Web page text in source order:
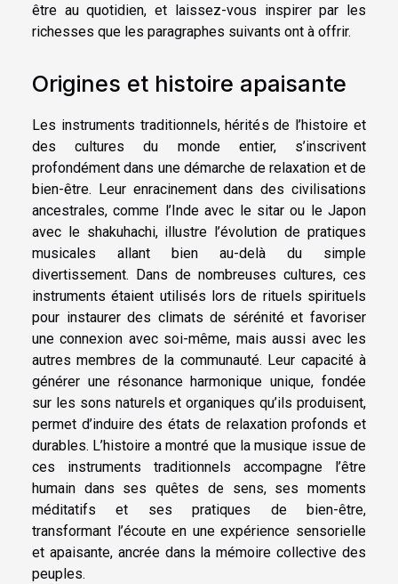
être au quotidien, et laissez-vous inspirer par les
richesses que les paragraphes suivants ont à offrir.
Origines et histoire apaisante
Les instruments traditionnels, hérités de l’histoire et
des cultures du monde entier, s’inscrivent
profondément dans une démarche de relaxation et de
bien-être. Leur enracinement dans des civilisations
ancestrales, comme l’Inde avec le sitar ou le Japon
avec le shakuhachi, illustre l’évolution de pratiques
musicales allant bien au-delà du simple
divertissement. Dans de nombreuses cultures, ces
instruments étaient utilisés lors de rituels spirituels
pour instaurer des climats de sérénité et favoriser
une connexion avec soi-même, mais aussi avec les
autres membres de la communauté. Leur capacité à
générer une résonance harmonique unique, fondée
sur les sons naturels et organiques qu’ils produisent,
permet d’induire des états de relaxation profonds et
durables. L’histoire a montré que la musique issue de
ces instruments traditionnels accompagne l’être
humain dans ses quêtes de sens, ses moments
méditatifs et ses pratiques de bien-être,
transformant l’écoute en une expérience sensorielle
et apaisante, ancrée dans la mémoire collective des
peuples.